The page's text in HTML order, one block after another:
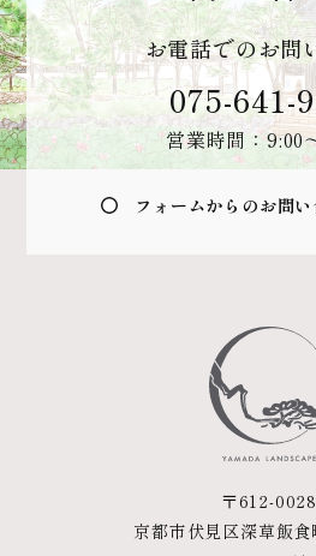
お電話でのお問
075-641-
営業時間：9:00
フォームからのお問
〒612-0028
京都市伏見区深草飯